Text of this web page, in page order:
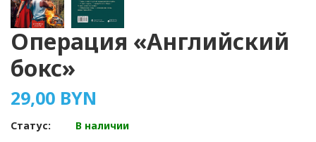
Операция «Английский
бокс»
29,00 BYN
Статус: В наличии